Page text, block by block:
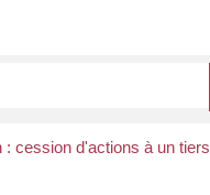
: cession d'actions à un tiers